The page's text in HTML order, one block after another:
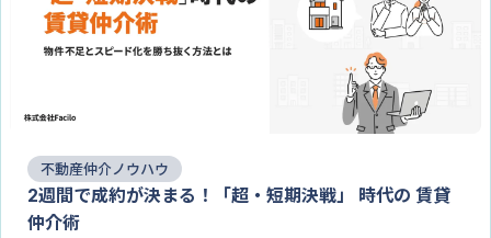
不動産仲介ノウハウ
2週間で成約が決まる！「超・短期決戦」 時代の 賃貸
仲介術